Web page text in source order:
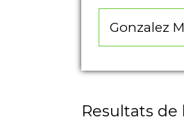
Resultats de